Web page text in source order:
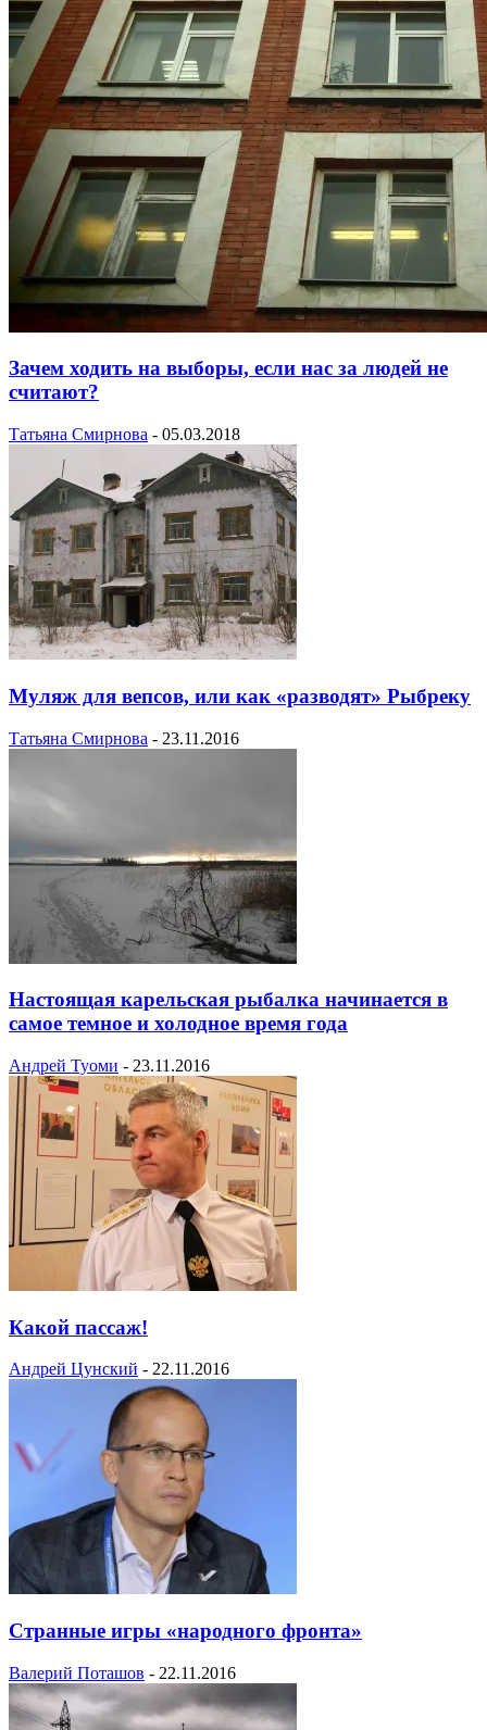
Зачем ходить на выборы, если нас за людей не
считают?
Татьяна Смирнова - 05.03.2018
Муляж для вепсов, или как «разводят» Рыбреку
Татьяна Смирнова - 23.11.2016
Настоящая карельская рыбалка начинается в
самое темное и холодное время года
Андрей Туоми - 23.11.2016
Какой пассаж!
Андрей Цунский - 22.11.2016
Странные игры «народного фронта»
Валерий Поташов - 22.11.2016